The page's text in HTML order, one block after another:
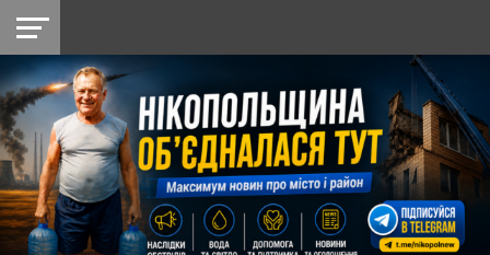
НІКОПОЛЬ
РАЙОН
СІЧЕСЛАВСЬКА
УКРАЇНА
РЕТРО
НІКОПОЛЬ
ЛАЙТ
УКРАЇНА
ДОПОМОГА
РАДІО